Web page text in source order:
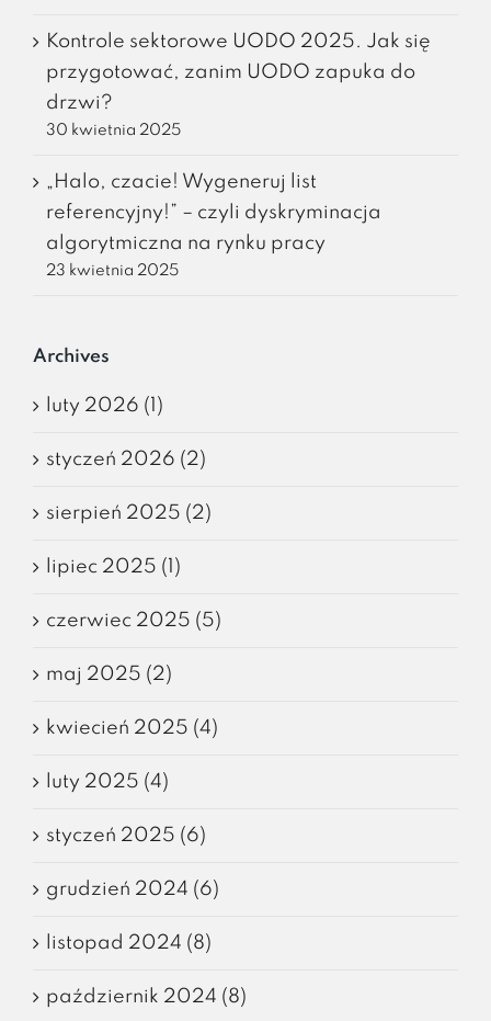
Kontrole sektorowe UODO 2025. Jak się
przygotować, zanim UODO zapuka do
drzwi?
30 kwietnia 2025
„Halo, czacie! Wygeneruj list
referencyjny!” – czyli dyskryminacja
algorytmiczna na rynku pracy
23 kwietnia 2025
Archives
luty 2026 (1)
styczeń 2026 (2)
sierpień 2025 (2)
lipiec 2025 (1)
czerwiec 2025 (5)
maj 2025 (2)
kwiecień 2025 (4)
luty 2025 (4)
styczeń 2025 (6)
grudzień 2024 (6)
listopad 2024 (8)
październik 2024 (8)